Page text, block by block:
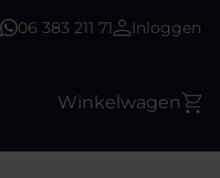
06 383 211 71 Inloggen
Winkelwagen